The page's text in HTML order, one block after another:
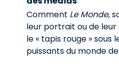
Comment Le Monde,
leur portrait ou de
le « tapis rouge » sous
puissants du monde